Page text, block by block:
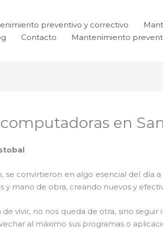
preventivo y correctivo
Contacto Mantenimiento
en
convirtieron en algo esencial del día
mano de obra, creando nuevos y
vivir, no nos queda de otra, sino
al máximo sus programas o